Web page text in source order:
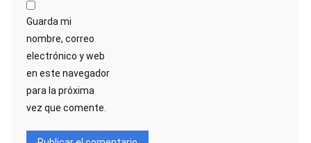
Guarda mi
nombre, correo
electrónico y web
en este navegador
para la próxima
vez que comente.